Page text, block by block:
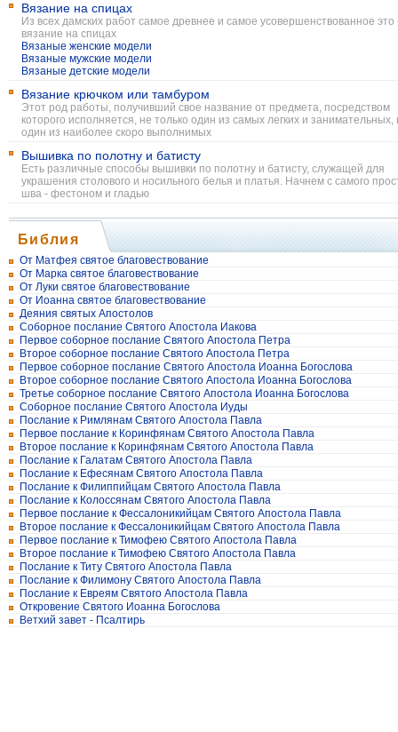
Вязание на спицах
Из всех дамских работ самое древнее и самое усовершенствованное это
вязание на спицах
Вязаные женские модели
Вязаные мужские модели
Вязаные детские модели
Вязание крючком или тамбуром
Этот род работы, получивший свое название от предмета, посредством
которого исполняется, не только один из самых легких и занимательных,
один из наиболее скоро выполнимых
Вышивка по полотну и батисту
Есть различные способы вышивки по полотну и батисту, служащей для
украшения столового и носильного белья и платья. Начнем с самого
шва - фестоном и гладью
Библия
От Матфея святое благовествование
От Марка святое благовествование
От Луки святое благовествование
От Иоанна святое благовествование
Деяния святых Апостолов
Соборное послание Святого Апостола Иакова
Первое соборное послание Святого Апостола Петра
Второе соборное послание Святого Апостола Петра
Первое соборное послание Святого Апостола Иоанна Богослова
Второе соборное послание Святого Апостола Иоанна Богослова
Третье соборное послание Святого Апостола Иоанна Богослова
Соборное послание Святого Апостола Иуды
Послание к Римлянам Святого Апостола Павла
Первое послание к Коринфянам Святого Апостола Павла
Второе послание к Коринфянам Святого Апостола Павла
Послание к Галатам Святого Апостола Павла
Послание к Ефесянам Святого Апостола Павла
Послание к Филиппийцам Святого Апостола Павла
Послание к Колоссянам Святого Апостола Павла
Первое послание к Фессалоникийцам Святого Апостола Павла
Второе послание к Фессалоникийцам Святого Апостола Павла
Первое послание к Тимофею Святого Апостола Павла
Второе послание к Тимофею Святого Апостола Павла
Послание к Титу Святого Апостола Павла
Послание к Филимону Святого Апостола Павла
Послание к Евреям Святого Апостола Павла
Откровение Святого Иоанна Богослова
Ветхий завет - Псалтирь